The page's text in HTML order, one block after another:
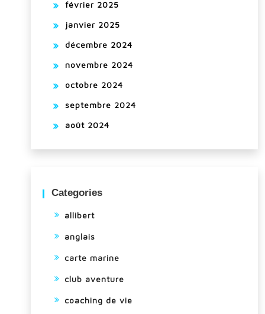
février 2025
janvier 2025
décembre 2024
novembre 2024
octobre 2024
septembre 2024
août 2024
Categories
allibert
anglais
carte marine
club aventure
coaching de vie